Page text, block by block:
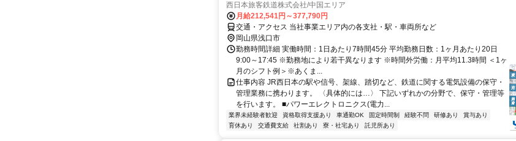
西日本旅客鉄道株式会社/中国エリア
月給212,541円～377,790円
交通・アクセス 当社事業エリア内の各支社・駅・車両所など
岡山県浅口市
勤務時間詳細 実働時間：1日あたり7時間45分 平均勤務日数：1ヶ月あたり20日
9:00～17:45 ※勤務地により若干異なります ※時間外労働：月平均11.3時間 ＜1ヶ
月のシフト例＞※あくま...
仕事内容 JR西日本の駅や信号、架線、踏切など、鉄道に関する電気設備の保守・
管理業務に携わります。 〈具体的には…〉 下記いずれかの分野で、保守・管理等
を行います。 ■パワーエレクトロニクス(電力...
業界未経験者歓迎 資格取得支援あり 車通勤OK 固定時間制 経験不問 研修あり
賞与あり
育休あり
交通費支給 社割あり 寮・社宅あり 託児所あり